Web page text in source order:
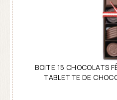
BOITE 15 CHOCOLATS
TABLETTE DE